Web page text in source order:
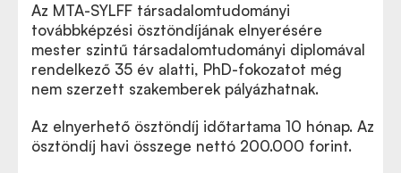
Az MTA-SYLFF társadalomtudományi
továbbképzési ösztöndíjának elnyerésére
mester szintű társadalomtudományi diplomával
rendelkező 35 év alatti, PhD-fokozatot még
nem szerzett szakemberek pályázhatnak.
Az elnyerhető ösztöndíj időtartama 10 hónap. Az
ösztöndíj havi összege nettó 200.000 forint.